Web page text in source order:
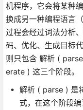
机程序，它会将某种
换成另一种编程语言
过程会经过词法分析
码、优化、生成目标
则只包含 解析 (
erate ) 这三个阶段。
解析 ( parse ) 是
式，在这个阶段